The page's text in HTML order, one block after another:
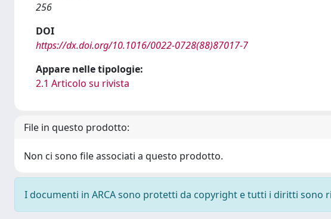
256
DOI
https://dx.doi.org/10.1016/0022-0728(88)87017-7
Appare nelle tipologie:
2.1 Articolo su rivista
File in questo prodotto:
Non ci sono file associati a questo prodotto.
I documenti in ARCA sono protetti da copyright e tutti i diritti sono